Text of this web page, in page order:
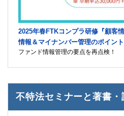
2025年春FTKコンプラ研修『顧客
情報＆マイナンバー管理のポイント
ファンド情報管理の要点を再点検！
不特法セミナーと著書・